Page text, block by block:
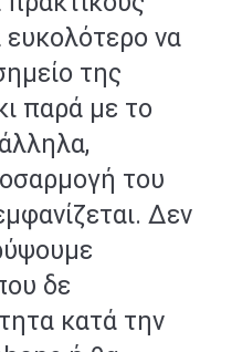
ευκολότερο να
της
παρά με το
του
Δεν
δε
κατά την